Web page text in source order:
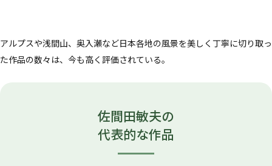
アルプスや浅間山、奥入瀬など日本各地の風景を美しく丁寧に切り取っ
た作品の数々は、今も高く評価されている。
佐間田敏夫の
代表的な作品